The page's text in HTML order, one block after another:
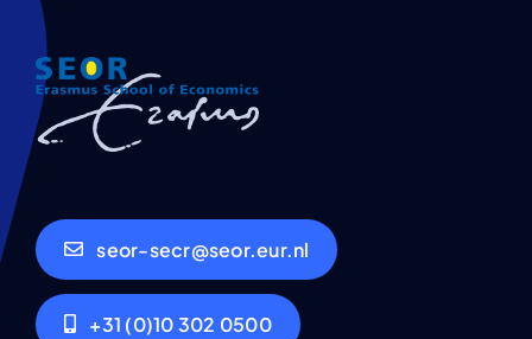
seor-secr@seor.eur.nl
+31 (0)10 302 0500